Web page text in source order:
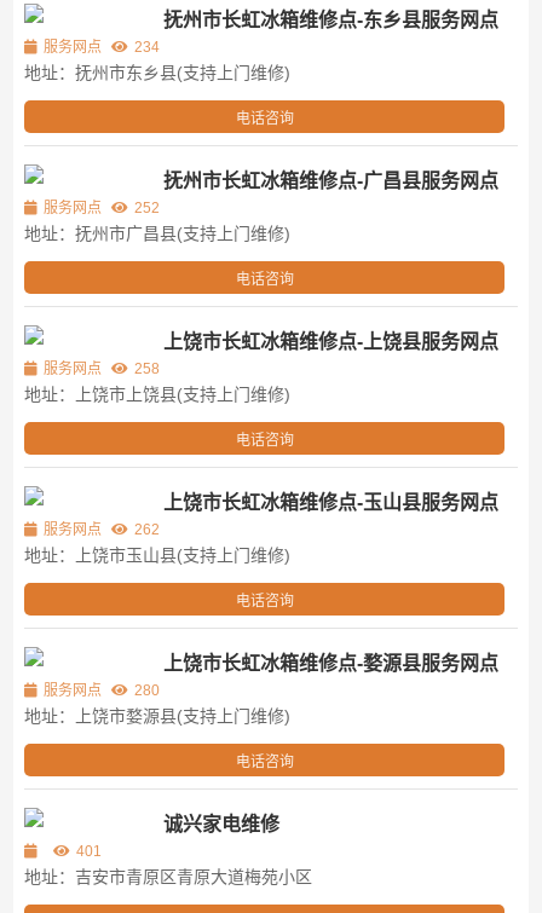
抚州市长虹冰箱维修点-东乡县服务网点
服务网点 234
地址：抚州市东乡县(支持上门维修)
电话咨询
抚州市长虹冰箱维修点-广昌县服务网点
服务网点 252
地址：抚州市广昌县(支持上门维修)
电话咨询
上饶市长虹冰箱维修点-上饶县服务网点
服务网点 258
地址：上饶市上饶县(支持上门维修)
电话咨询
上饶市长虹冰箱维修点-玉山县服务网点
服务网点 262
地址：上饶市玉山县(支持上门维修)
电话咨询
上饶市长虹冰箱维修点-婺源县服务网点
服务网点 280
地址：上饶市婺源县(支持上门维修)
电话咨询
诚兴家电维修
401
地址：吉安市青原区青原大道梅苑小区